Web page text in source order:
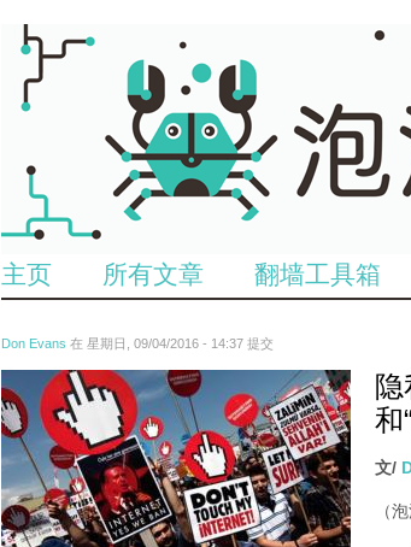
主页 所有文章 翻墙工具箱
Don Evans 在 星期日, 09/04/2016 - 14:37 提交
850614875_6489980797594335574.jpg
和
文/
（